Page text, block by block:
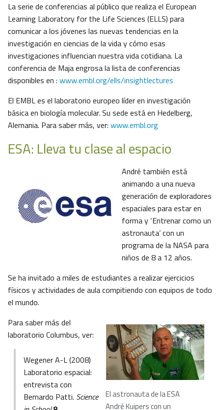
La serie de conferencias al público que realiza el European
Learning Laboratory for the Life Sciences (ELLS) para
comunicar a los jóvenes las nuevas tendencias en la
investigación en ciencias de la vida y cómo esas
investigaciones influencian nuestra vida cotidiana. La
conferencia de Maja engrosa la lista de conferencias
disponibles en : www.embl.org/ells/insightlectures
El EMBL es el laboratorio europeo líder en investigación
básica en biología molecular. Su sede está en Hedelberg,
Alemania. Para saber más, ver: www.embl.org
ESA: Lleva tu clase al espacio
André también está
animando a una nueva
generación de exploradores
espaciales para estar en
forma y ‘Entrenar como un
astronauta’ con un
programa de la NASA para
niños de 8 a 12 años.
Se ha invitado a miles de estudiantes a realizar ejercicios
físicos y actividades de aula compitiendo con equipos de todo
el mundo.
El astronauta de la ESA
André Kuipers con un
Para saber más del
laboratorio Columbus, ver:
Wegener A-L (2008)
Laboratorio espacial:
entrevista con
Bernardo Patti. Science